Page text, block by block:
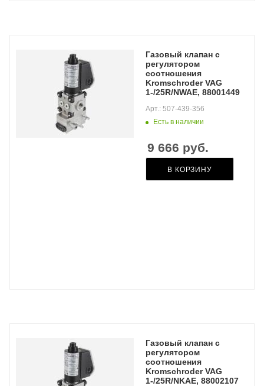
Газовый клапан с
регулятором
соотношения
Kromschroder VAG
1-/25R/NWAE, 88001449
Есть в наличии
Арт.: 507-439-356
9 666 руб.
В КОРЗИНУ
Газовый клапан с
регулятором
соотношения
Kromschroder VAG
1-/25R/NKAE, 88002107